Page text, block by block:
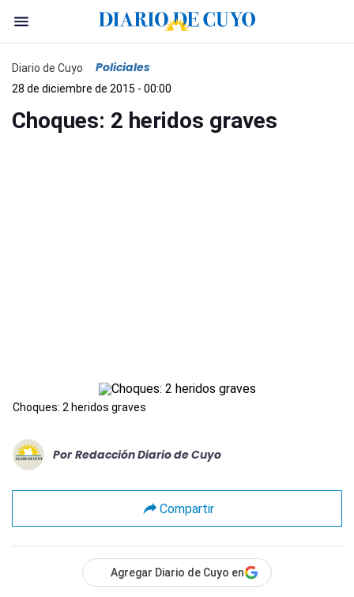
Diario de Cuyo Policiales
28 de diciembre de 2015 - 00:00
Choques: 2 heridos graves
Choques: 2 heridos graves
Por Redacción Diario de Cuyo
Compartir
Agregar Diario de Cuyo en